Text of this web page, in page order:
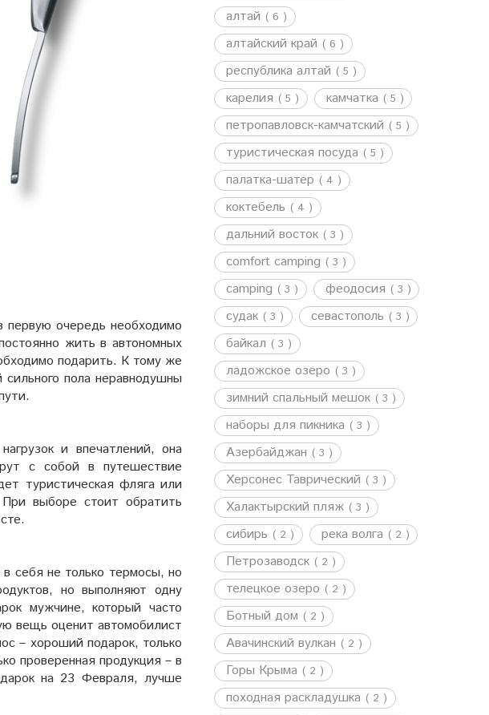
очередь необходимо
жить в автономных
подарить. К тому же
пола неравнодушны
и впечатлений, она
с собой в путешествие
туристическая фляга или
выборе стоит обратить
себя не только термосы, но
но выполняют одну
мужчине, который часто
вещь оценит автомобилист
– хороший подарок, только
проверенная продукция – в
на 23 Февраля, лучше
алтай ( 6 )
алтайский край ( 6 )
республика алтай ( 5 )
карелия ( 5 ) камчатка ( 5 )
петропавловск-камчатский ( 5 )
туристическая посуда ( 5 )
палатка-шатер ( 4 )
коктебель ( 4 )
дальний восток ( 3 )
comfort camping ( 3 )
camping ( 3 ) феодосия ( 3 )
судак ( 3 ) севастополь ( 3 )
байкал ( 3 )
ладожское озеро ( 3 )
зимний спальный мешок ( 3 )
наборы для пикника ( 3 )
Азербайджан ( 3 )
Херсонес Таврический ( 3 )
Халактырский пляж ( 3 )
сибирь ( 2 ) река волга ( 2 )
Петрозаводск ( 2 )
телецкое озеро ( 2 )
Ботный дом ( 2 )
Авачинский вулкан ( 2 )
Горы Крыма ( 2 )
походная раскладушка ( 2 )